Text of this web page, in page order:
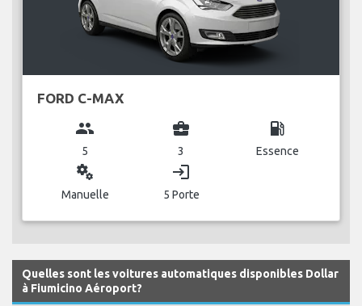
FORD C-MAX
group
5
business_center
3
local_gas_station
Essence
miscellaneous_services
Manuelle
login
5 Porte
Quelles sont les voitures automatiques disponibles Dollar
à Fiumicino Aéroport?